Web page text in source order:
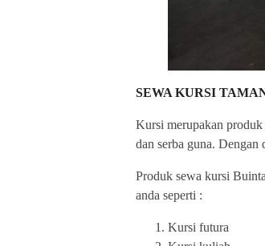
SEWA KURSI
Kursi merupakan
dan serba guna. Dengan
Produk sewa kursi
anda seperti :
Kursi futura